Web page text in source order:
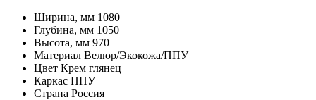
Ширина, мм 1080
Глубина, мм 1050
Высота, мм 970
Материал Велюр/Экокожа/ППУ
Цвет Крем глянец
Каркас ППУ
Страна Россия